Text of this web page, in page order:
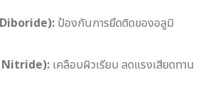
ป้องกันการยึดติดของอลูมิ
Nitride):เคลือบผิวเรียบ ลดแรงเสียดทาน